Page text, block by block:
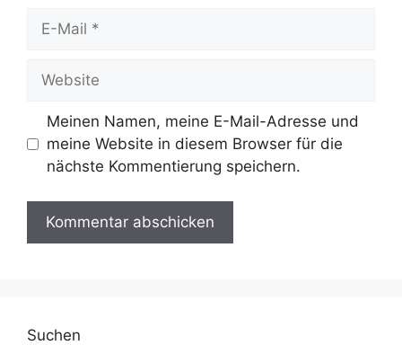
Meinen Namen, meine E-Mail-Adresse und
meine Website in diesem Browser für die
nächste Kommentierung speichern.
Suchen